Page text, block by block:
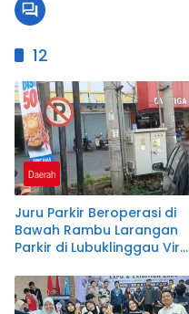
12
Daerah
Juru Parkir Beroperasi di
Bawah Rambu Larangan
Parkir di Lubuklinggau Viral,
Pelanggaran.SK DI
PERTANYAKAN